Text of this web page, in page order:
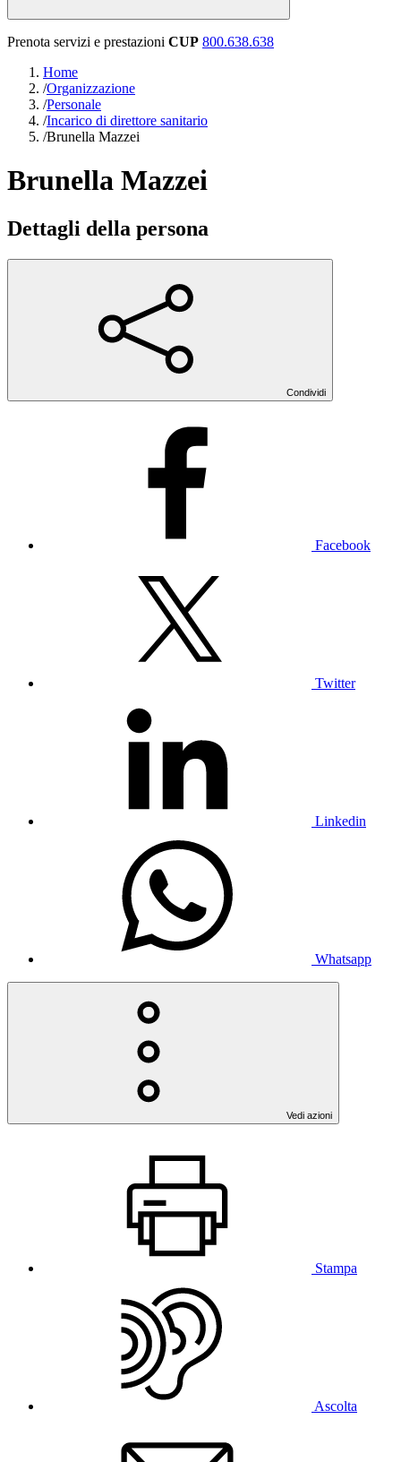
Prenota servizi e prestazioni CUP 800.638.638
Home
/Organizzazione
/Personale
/Incarico di direttore sanitario
/Brunella Mazzei
Brunella Mazzei
Dettagli della persona
Condividi
Facebook
Twitter
Linkedin
Whatsapp
Vedi azioni
Stampa
Ascolta